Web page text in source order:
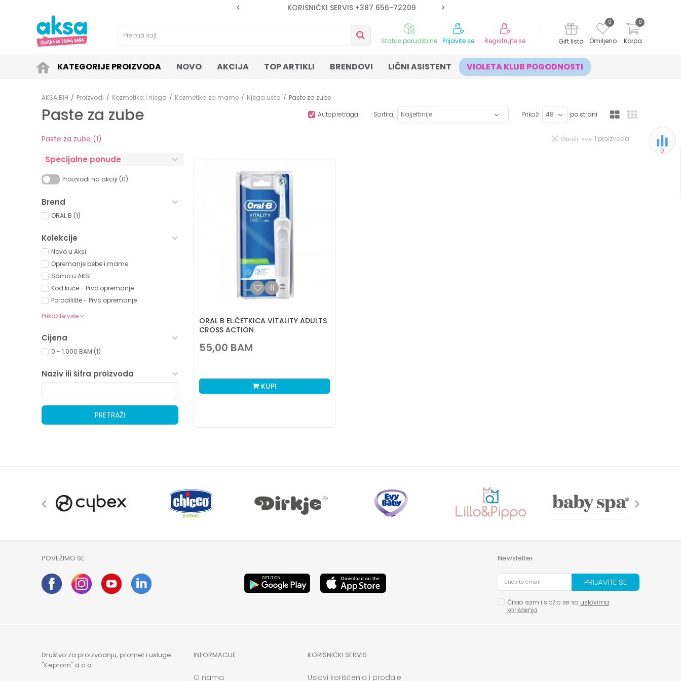
KORISNIČKI SERVIS +387 656-72209
Pretraži sajt
Korpa
0
Omiljeno
0
Gift lista
Prijavite se Registrujte se
Status porudžbine
KATEGORIJE PROIZVODA NOVO AKCIJA TOP ARTIKLI BRENDOVI LIČNI ASISTENT VIOLETA KLUB POGODNOSTI
0
AKSA BIH Proizvodi Kozmetika i njega Kozmetika za mame Njega usta Paste za zube
Paste za zube Autopretraga Sortiraj Prikaži po strani
Paste za zube (1)
Specijalne ponude
Proizvodi na akciji (0)
Brend
ORAL B (1)
Kolekcije
Novo u Aksi
Opremanje bebe i mame
Samo u AKSI
Kod kuće - Prvo opremanje
Porodilište - Prvo opremanje
Prikažite više
Cijena
0 - 1.000 BAM (1)
Naziv ili šifra proizvoda
PRETRAŽI
1 proizvoda
Obriši sve
ORAL B EL.ČETKICA VITALITY ADULTS
CROSS ACTION
55,00 BAM
KUPI
POVEŽIMO SE Newsletter
PRIJAVITE SE
Čitao sam i složio se sa uslovima
korišćenja
Društvo za proizvodnju, promet i usluge
"Keprom" d.o.o.
INFORMACIJE
O nama
KORISNIČKI SERVIS
Uslovi korišćenja i prodaje